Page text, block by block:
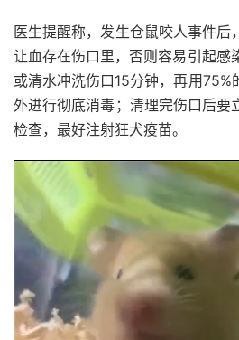
医生提醒称，发生仓鼠咬人事件后
让血存在伤口里，否则容易引起感
或清水冲洗伤口15分钟，再用75%
外进行彻底消毒；清理完伤口后要
检查，最好注射狂犬疫苗。